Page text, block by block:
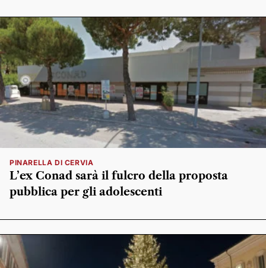
PINARELLA DI CERVIA
L’ex Conad sarà il fulcro della proposta
pubblica per gli adolescenti